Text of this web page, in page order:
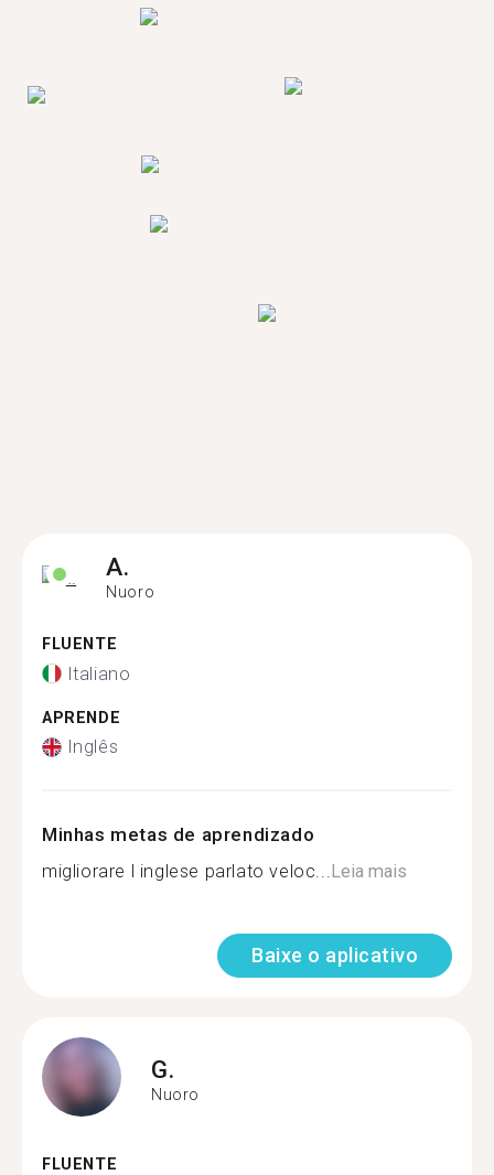
A.
Nuoro
FLUENTE
Italiano
APRENDE
Inglês
Minhas metas de aprendizado
migliorare l inglese parlato veloc...Leia mais
Baixe o aplicativo
G.
Nuoro
FLUENTE